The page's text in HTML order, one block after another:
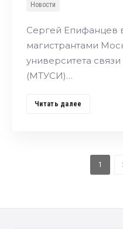
Новости
Сергей Епифанцев
магистрантами
университета
(МТУСИ)…
Читать далее
1